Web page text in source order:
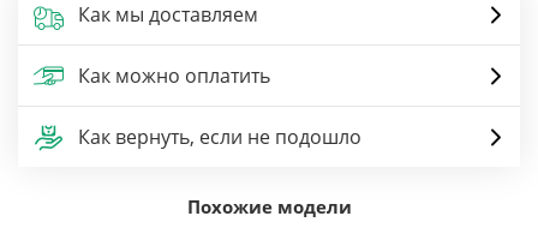
Как мы доставляем
Как можно оплатить
Как вернуть, если не подошло
Похожие модели